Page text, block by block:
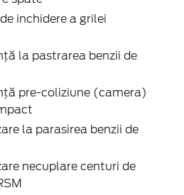
inchidere a grilei
la pastrarea benzii de
pre-coliziune (camera)
la parasirea benzii de
necuplare centuri de